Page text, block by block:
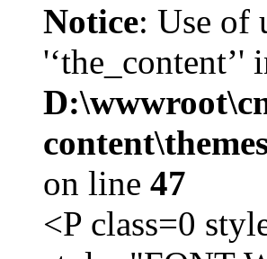
Notice: Use of
'‘the_content’'
on line 47
<P class=0